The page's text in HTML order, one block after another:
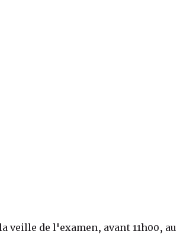
veille de l'examen, avant 11h00, au